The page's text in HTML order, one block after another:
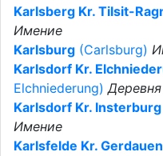
Karlsberg Kr. Tilsit-
Имение
Karlsburg (Carlsburg)
Karlsdorf Kr.
Elchniederung)Деревня
Karlsdorf Kr. Insterburg
Имение
Karlsfelde Kr. Gerdauen